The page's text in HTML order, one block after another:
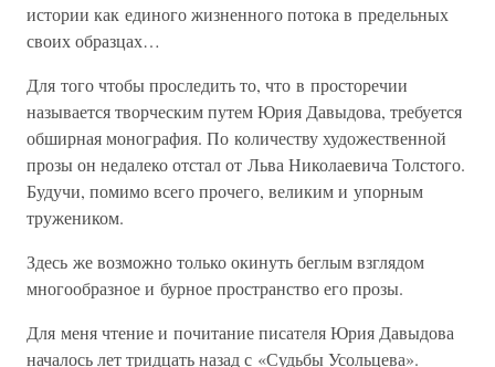
истории как единого жизненного потока в предельных
своих образцах…
Для того чтобы проследить то, что в просторечии
называется творческим путем Юрия Давыдова, требуется
обширная монография. По количеству художественной
прозы он недалеко отстал от Льва Николаевича Толстого.
Будучи, помимо всего прочего, великим и упорным
тружеником.
Здесь же возможно только окинуть беглым взглядом
многообразное и бурное пространство его прозы.
Для меня чтение и почитание писателя Юрия Давыдова
началось лет тридцать назад с «Судьбы Усольцева».